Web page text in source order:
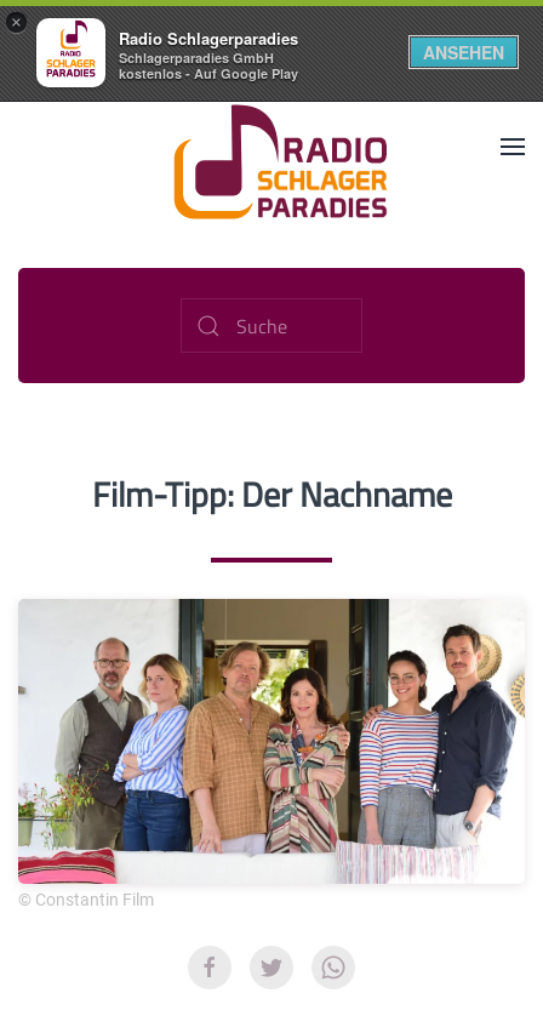
×
Radio Schlagerparadies
Schlagerparadies GmbH
kostenlos - Auf Google Play
ANSEHEN
Film-Tipp: Der Nachname
© Constantin Film